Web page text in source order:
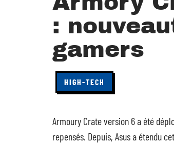
:
gamers
HIGH-TECH
Armoury Crate version 6 a été
repensés. Depuis, Asus a étendu